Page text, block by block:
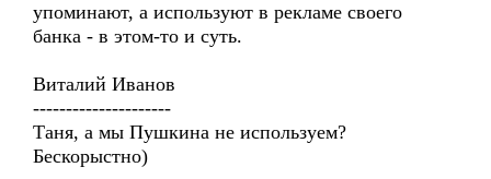
упоминают, а используют в рекламе своего
банка - в этом-то и суть.
Виталий Иванов
---------------------
Таня, а мы Пушкина не используем?
Бескорыстно)